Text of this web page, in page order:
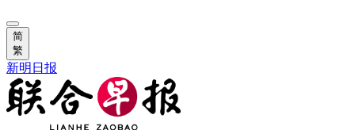
简
繁
新明日报